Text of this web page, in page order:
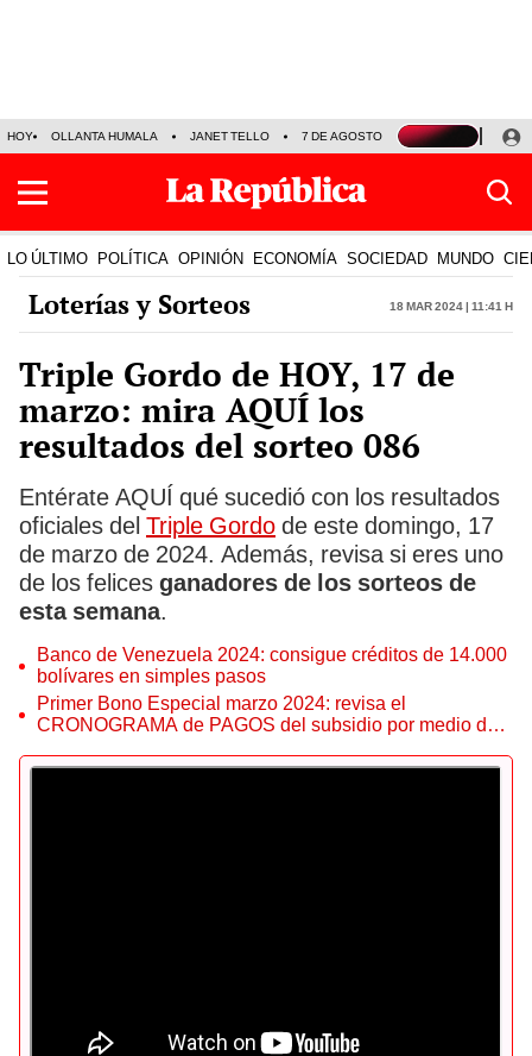
HOY OLLANTA HUMALA JANET TELLO 7 DE AGOSTO TINKA RESULTADOS
LO ÚLTIMO POLÍTICA OPINIÓN ECONOMÍA SOCIEDAD MUNDO
Loterías y Sorteos 18 Mar 2024 | 11:41 h
Triple Gordo de HOY, 17 de
marzo: mira AQUÍ los
resultados del sorteo 086
Entérate AQUÍ qué sucedió con los resultados
oficiales del Triple Gordo de este domingo, 17
de marzo de 2024. Además, revisa si eres uno
de los felices ganadores de los sorteos de
esta semana.
Banco de Venezuela 2024: consigue créditos de 14.000
bolívares en simples pasos
Primer Bono Especial marzo 2024: revisa el
CRONOGRAMA de PAGOS del subsidio por medio del
Triple Gordo de HOY, 17 de marzo: mira AQUÍ los resultados del